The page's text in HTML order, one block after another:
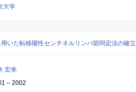
大学
いた転移陽性センチネルリンパ節同定法の確立
宏幸
– 2002